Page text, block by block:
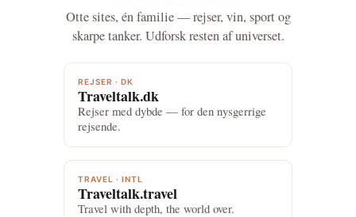
Otte sites, én familie — rejser, vin, sport og
skarpe tanker. Udforsk resten af universet.
REJSER · DK
Traveltalk.dk
Rejser med dybde — for den nysgerrige
rejsende.
TRAVEL · INTL
Traveltalk.travel
Travel with depth, the world over.